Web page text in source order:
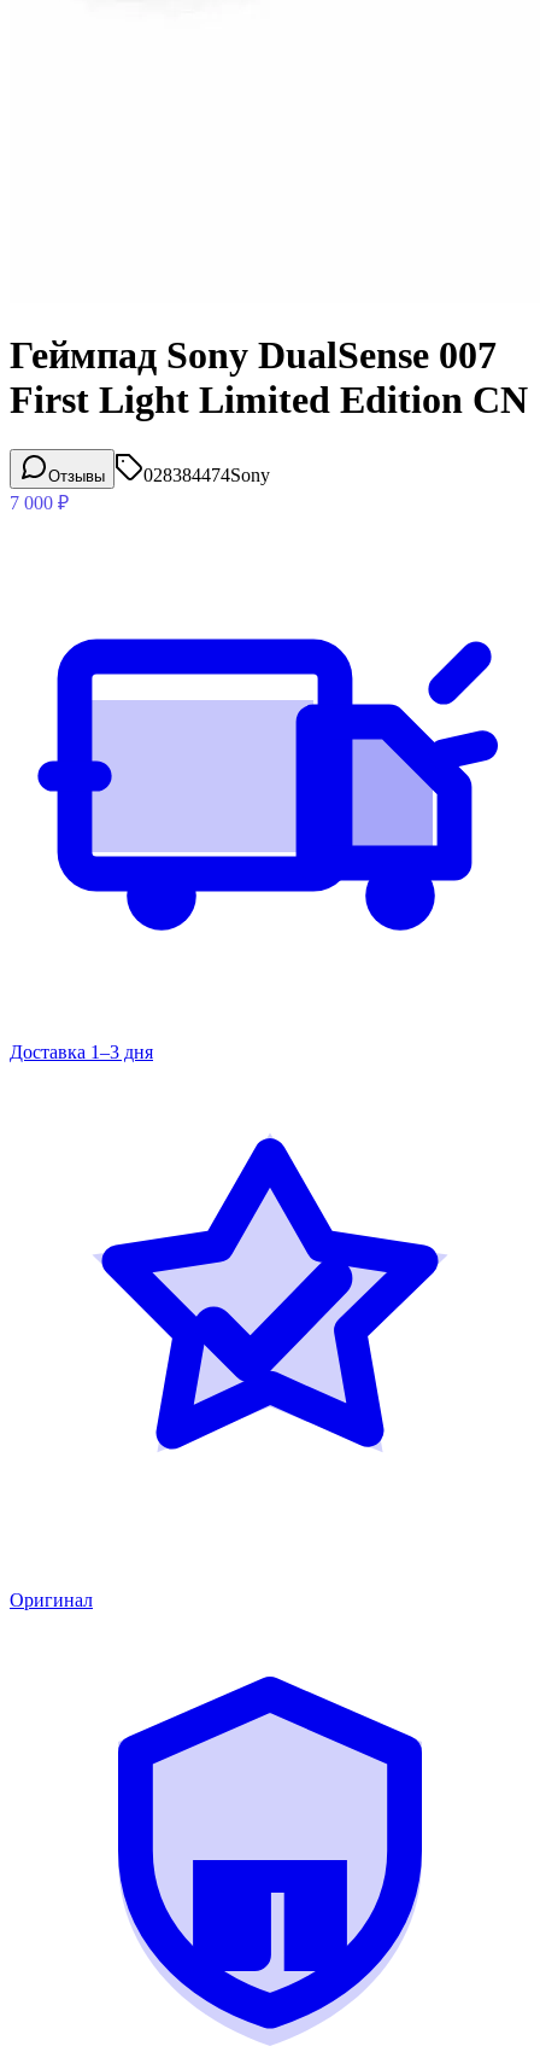
Геймпад Sony DualSense 007
First Light Limited Edition CN
Отзывы 028384474Sony
7 000 ₽
Доставка 1–3 дня
Оригинал